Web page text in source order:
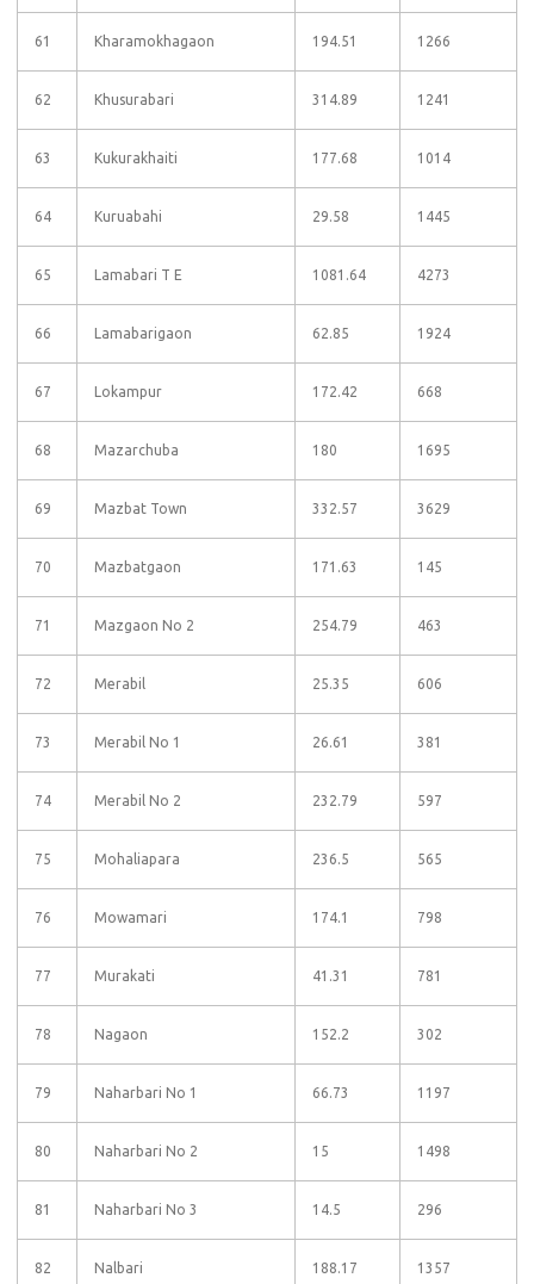
61 Kharamokhagaon 194.51 1266
62 Khusurabari 314.89 1241
63 Kukurakhaiti 177.68 1014
64 Kuruabahi 29.58 1445
65 Lamabari T E 1081.64 4273
66 Lamabarigaon 62.85 1924
67 Lokampur 172.42 668
68 Mazarchuba 180 1695
69 Mazbat Town 332.57 3629
70 Mazbatgaon 171.63 145
71 Mazgaon No 2 254.79 463
72 Merabil 25.35 606
73 Merabil No 1 26.61 381
74 Merabil No 2 232.79 597
75 Mohaliapara 236.5 565
76 Mowamari 174.1 798
77 Murakati 41.31 781
78 Nagaon 152.2 302
79 Naharbari No 1 66.73 1197
80 Naharbari No 2 15 1498
81 Naharbari No 3 14.5 296
82 Nalbari 188.17 1357